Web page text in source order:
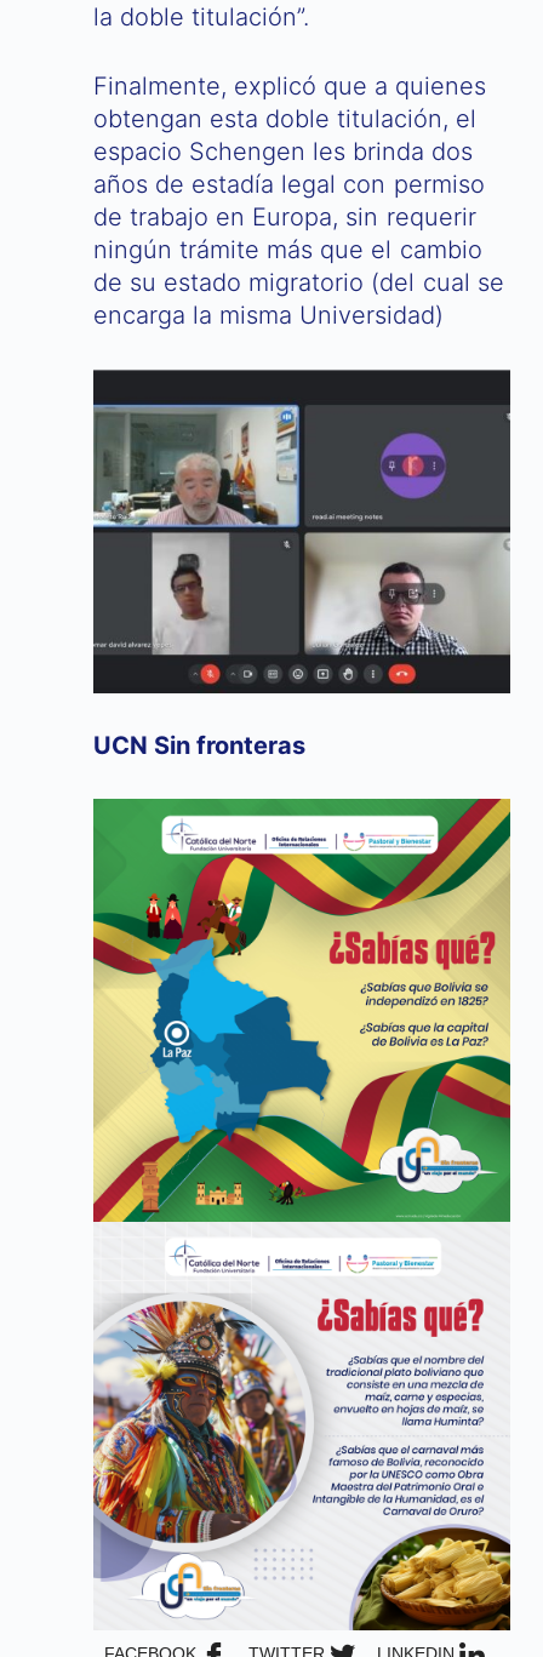
la doble titulación”.
Finalmente, explicó que a quienes
obtengan esta doble titulación, el
espacio Schengen les brinda dos
años de estadía legal con permiso
de trabajo en Europa, sin requerir
ningún trámite más que el cambio
de su estado migratorio (del cual se
encarga la misma Universidad)
UCN Sin fronteras